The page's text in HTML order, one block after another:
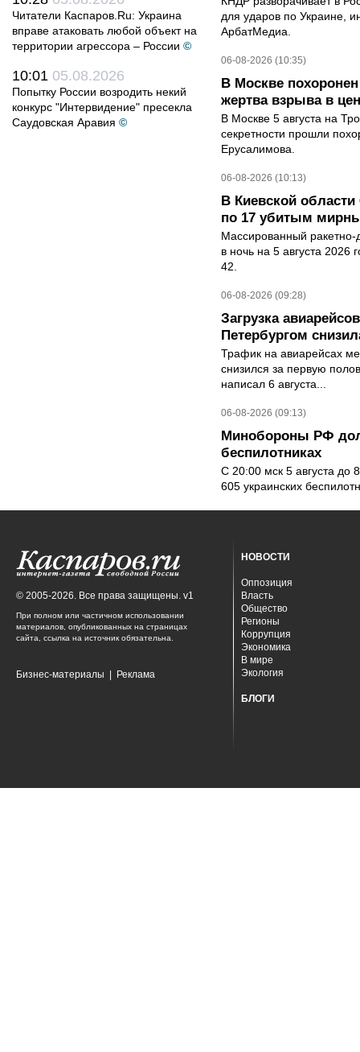
Читатели Каспаров.Ru: Украина
вправе атаковать любой объект на
территории агрессора – России ©
10:01 05.08.2026
Попытку России возродить некий
конкурс "Интервидение" пресекла
Саудовская Аравия ©
для ударов по Украине,
АрбатМедиа.
06-08-2026 (10:35)
В Москве
жертва взрыва в
В Москве 5 августа на
секретности прошли
Ерусалимова.
06-08-2026 (10:13)
В Киевской
по 17 убитым
Массированный ракетно-
в ночь на 5 августа 2026
42.
06-08-2026 (09:28)
Загрузка
Петербургом
Трафик на авиарейсах
снизился за первую
написал 6 августа...
06-08-2026 (09:13)
Минобороны РФ
беспилотниках
С 20:00 мск 5 августа до
605 украинских
© 2005-2026. Все права защищены. v1
При полном или частичном использовании
материалов, опубликованных на страницах
сайта, ссылка на источник обязательна.
Бизнес-материалы Реклама
НОВОСТИ
Оппозиция
Власть
Общество
Регионы
Коррупция
Экономика
В мире
Экология
БЛОГИ